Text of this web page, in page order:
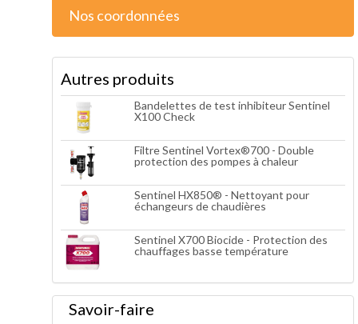
Nos coordonnées
Autres produits
Bandelettes de test inhibiteur Sentinel
X100 Check
Filtre Sentinel Vortex®700 - Double
protection des pompes à chaleur
Sentinel HX850® - Nettoyant pour
échangeurs de chaudières
Sentinel X700 Biocide - Protection des
chauffages basse température
Savoir-faire